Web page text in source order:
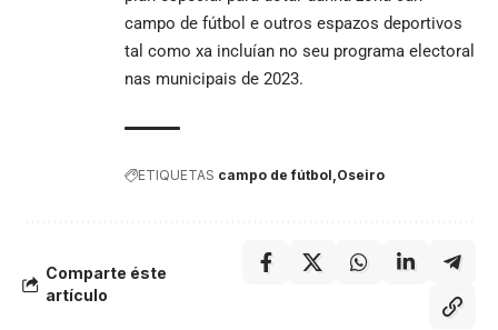
campo de fútbol e outros espazos deportivos
tal como xa incluían no seu programa electoral
nas municipais de 2023.
ETIQUETAS campo de fútbol Oseiro
Comparte éste
artículo